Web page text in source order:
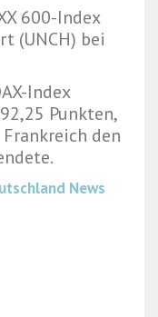
600-Index
(UNCH) bei
Index
Punkten,
den
News